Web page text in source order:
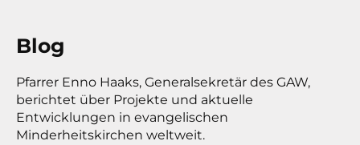
Blog
Pfarrer Enno Haaks, Generalsekretär des GAW,
berichtet über Projekte und aktuelle
Entwicklungen in evangelischen
Minderheitskirchen weltweit.